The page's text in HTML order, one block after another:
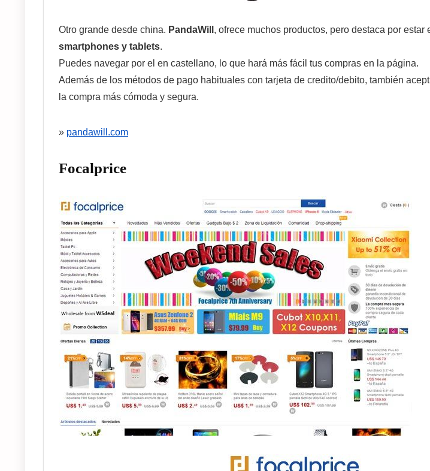
Otro grande desde china. PandaWill , ofrece muchos productos, pero destaca por estar
smartphones y tablets.
Puedes navegar por el en castellano, lo que hará más fácil tus compras en la página.
Además de los métodos de pago habituales con tarjeta de credito/debito, también
la compra más cómoda y segura.
» pandawill.com
Focalprice